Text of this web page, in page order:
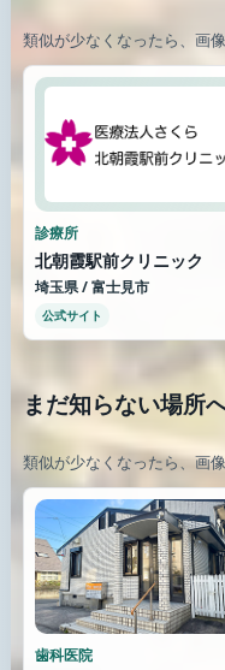
類似が少なくなったら、画
診療所
北朝霞駅前クリニック
埼玉県 / 富士見市
公式サイト
まだ知らない場所
類似が少なくなったら、画
歯科医院